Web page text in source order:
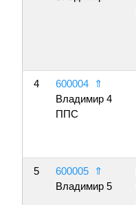
4 600004
⇑
Владимир 4
ППС
5 600005
⇑
Владимир 5